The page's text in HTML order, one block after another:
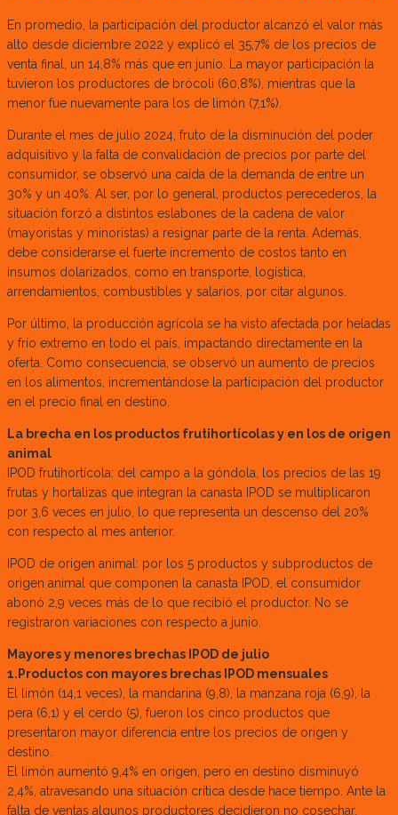
En promedio, la participación del productor alcanzó el valor más
alto desde diciembre 2022 y explicó el 35,7% de los precios de
venta final, un 14,8% más que en junio. La mayor participación la
tuvieron los productores de brócoli (60,8%), mientras que la
menor fue nuevamente para los de limón (7,1%).
Durante el mes de julio 2024, fruto de la disminución del poder
adquisitivo y la falta de convalidación de precios por parte del
consumidor, se observó una caída de la demanda de entre un
30% y un 40%. Al ser, por lo general, productos perecederos, la
situación forzó a distintos eslabones de la cadena de valor
(mayoristas y minoristas) a resignar parte de la renta. Además,
debe considerarse el fuerte incremento de costos tanto en
insumos dolarizados, como en transporte, logística,
arrendamientos, combustibles y salarios, por citar algunos.
Por último, la producción agrícola se ha visto afectada por heladas
y frío extremo en todo el país, impactando directamente en la
oferta. Como consecuencia, se observó un aumento de precios
en los alimentos, incrementándose la participación del productor
en el precio final en destino.
La brecha en los productos frutihortícolas y en los de origen
animal
IPOD frutihortícola: del campo a la góndola, los precios de las 19
frutas y hortalizas que integran la canasta IPOD se multiplicaron
por 3,6 veces en julio, lo que representa un descenso del 20%
con respecto al mes anterior.
IPOD de origen animal: por los 5 productos y subproductos de
origen animal que componen la canasta IPOD, el consumidor
abonó 2,9 veces más de lo que recibió el productor. No se
registraron variaciones con respecto a junio.
Mayores y menores brechas IPOD de julio
1.Productos con mayores brechas IPOD mensuales
El limón (14,1 veces), la mandarina (9,8), la manzana roja (6,9), la
pera (6,1) y el cerdo (5), fueron los cinco productos que
presentaron mayor diferencia entre los precios de origen y
destino.
El limón aumentó 9,4% en origen, pero en destino disminuyó
2,4%, atravesando una situación crítica desde hace tiempo. Ante la
falta de ventas algunos productores decidieron no cosechar,